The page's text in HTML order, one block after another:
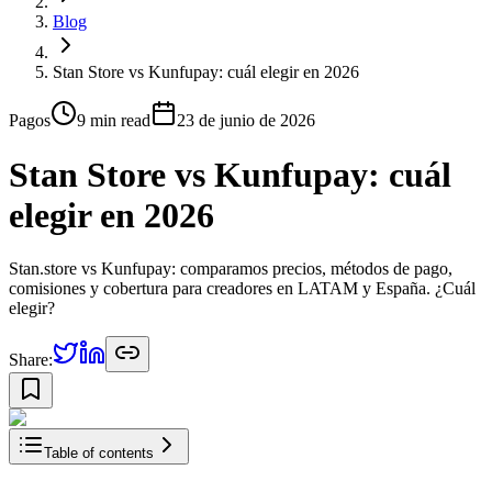
Blog
Stan Store vs Kunfupay: cuál elegir en 2026
Pagos 9 min read 23 de junio de 2026
Stan Store vs Kunfupay: cuál
elegir en 2026
Stan.store vs Kunfupay: comparamos precios, métodos de pago,
comisiones y cobertura para creadores en LATAM y España. ¿Cuál
elegir?
Share:
Table of contents